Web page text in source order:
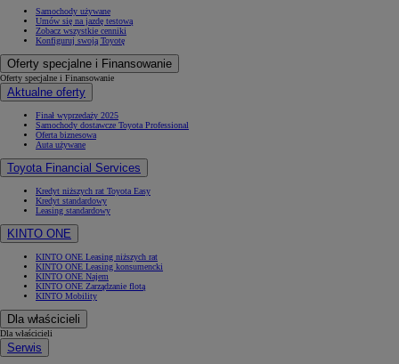
Samochody używane
Umów się na jazdę testową
Zobacz wszystkie cenniki
Konfiguruj swoją Toyotę
Oferty specjalne i Finansowanie
Oferty specjalne i Finansowanie
Aktualne oferty
Finał wyprzedaży 2025
Samochody dostawcze Toyota Professional
Oferta biznesowa
Auta używane
Toyota Financial Services
Kredyt niższych rat Toyota Easy
Kredyt standardowy
Leasing standardowy
KINTO ONE
KINTO ONE Leasing niższych rat
KINTO ONE Leasing konsumencki
KINTO ONE Najem
KINTO ONE Zarządzanie flotą
KINTO Mobility
Dla właścicieli
Dla właścicieli
Serwis